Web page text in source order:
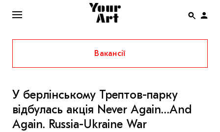
ENG
НОВИНИ
АФІША
ІНТЕРВ’Ю
Вакансії
У берлінському Трептов-парку
відбулась акція Never Again…And
Again. Russia-Ukraine War